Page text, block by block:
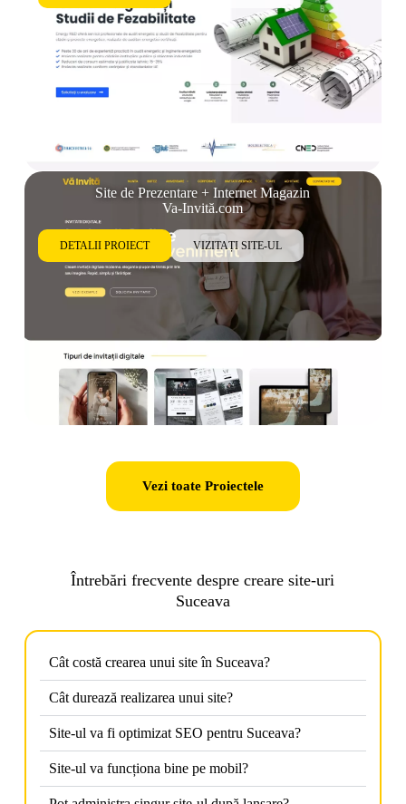
Site de Prezentare + Internet Magazin
Va-Invită.com
DETALII PROIECT VIZITAȚI SITE-UL
Vezi toate Proiectele
Întrebări frecvente despre creare site-uri
Suceava
Cât costă crearea unui site în Suceava?
Cât durează realizarea unui site?
Site-ul va fi optimizat SEO pentru Suceava?
Site-ul va funcționa bine pe mobil?